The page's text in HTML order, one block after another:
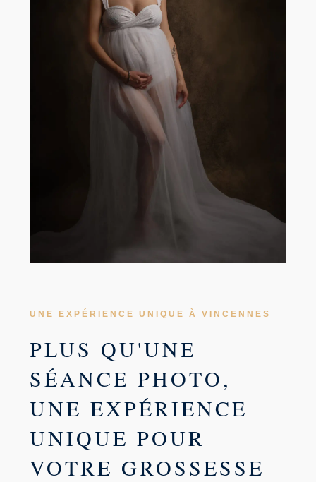
UNE EXPÉRIENCE UNIQUE À VINCENNES
PLUS QU'UNE
SÉANCE PHOTO,
UNE EXPÉRIENCE
UNIQUE POUR
VOTRE GROSSESSE